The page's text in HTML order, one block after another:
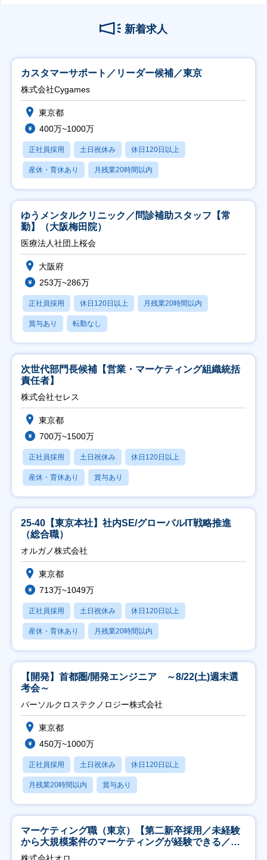
新着求人
カスタマーサポート／リーダー候補／東京
株式会社Cygames
東京都
400万~1000万
正社員採用 土日祝休み 休日120日以上
産休・育休あり 月残業20時間以内
ゆうメンタルクリニック／問診補助スタッフ【常
勤】（大阪梅田院）
医療法人社団上桜会
大阪府
253万~286万
正社員採用 休日120日以上 月残業20時間以内
賞与あり 転勤なし
次世代部門長候補【営業・マーケティング組織統括
責任者】
株式会社セレス
東京都
700万~1500万
正社員採用 土日祝休み 休日120日以上
産休・育休あり 賞与あり
25-40【東京本社】社内SE/グローバルIT戦略推進
（総合職）
オルガノ株式会社
東京都
713万~1049万
正社員採用 土日祝休み 休日120日以上
産休・育休あり 月残業20時間以内
【開発】首都圏/開発エンジニア ～8/22(土)週末選
考会～
パーソルクロステクノロジー株式会社
東京都
450万~1000万
正社員採用 土日祝休み 休日120日以上
月残業20時間以内 賞与あり
マーケティング職（東京）【第二新卒採用／未経験
から大規模案件のマーケティングが経験できる／研
修充実】
株式会社オロ